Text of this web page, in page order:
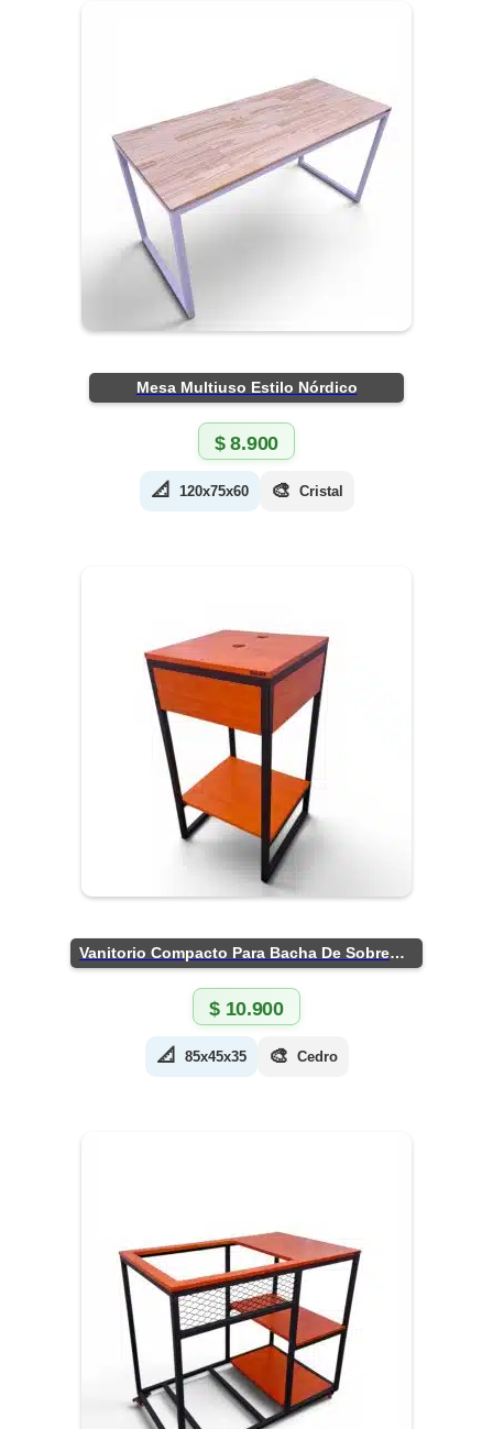
Mesa Multiuso Estilo Nórdico
$8.900
📐 120x75x60 🎨 Cristal
Vanitorio Compacto Para Bacha De Sobreponer
$10.900
📐 85x45x35 🎨 Cedro